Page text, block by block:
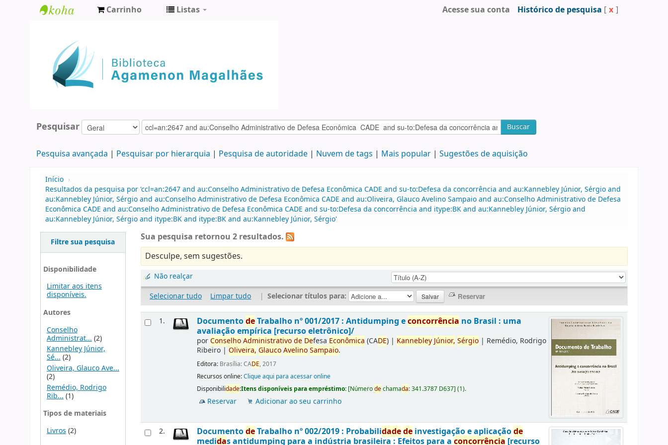
Agamenon
Magalhães
Carrinho Listas Acesse sua conta Histórico de pesquisa [ x ]
Pesquisar Buscar
Pesquisa avançada Pesquisar por hierarquia Pesquisa de autoridade Nuvem de tags Mais popular Sugestões de aquisição
Início ›
Resultados da pesquisa por 'ccl=an:2647 and au:Conselho Administrativo de Defesa Econômica CADE and su-to:Defesa da concorrência and au:Kannebley Júnior, Sérgio and
au:Kannebley Júnior, Sérgio and au:Conselho Administrativo de Defesa Econômica CADE and au:Oliveira, Glauco Avelino Sampaio and au:Conselho Administrativo de Defesa
Econômica CADE and au:Conselho Administrativo de Defesa Econômica CADE and su-to:Defesa da concorrência and itype:BK and au:Kannebley Júnior, Sérgio and
au:Kannebley Júnior, Sérgio and itype:BK and itype:BK and au:Kannebley Júnior, Sérgio'
Filtre sua pesquisa
Disponibilidade
Limitar aos itens
disponíveis.
Autores
Conselho
Administrat... (2)
Kannebley Júnior,
Sé...(2)
Oliveira, Glauco Ave...
(2)
Remédio, Rodrigo
Rib... (1)
Tipos de materiais
Livros (2)
Sua pesquisa retornou 2 resultados.
Desculpe, sem sugestões.
Não realçar
Selecionar tudo
Limpar tudo | Selecionar títulos para:
1. DocumentodeTrabalho nº 001/2017 : Antidumping econcorrência no Brasil : uma
avaliação empírica [recurso eletrônico]/
porConselhoAdministrativode Defesa Econômica (CADE) | KannebleyJúnior, Sérgio | Remédio, Rodrigo
Ribeiro |Oliveira, GlaucoAvelinoSampaio.
Editora: Brasília: CADE, 2017
Recursos online:Clique aqui para acessar online
Disponibilidade:Itens disponíveis para empréstimo: [Númerodechamada:341.3787 D637](1).
Reservar Adicionar ao seu carrinho
2. DocumentodeTrabalho nº 002/2019 : Probabilidadede investigação e aplicaçãode
medidas antidumping para a indústria brasileira : Efeitos para aconcorrência [recurso